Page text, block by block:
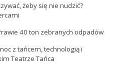
żeby się nie nudzić?
40 ton zebranych odpadów
z tańcem, technologią i
Teatrze Tańca